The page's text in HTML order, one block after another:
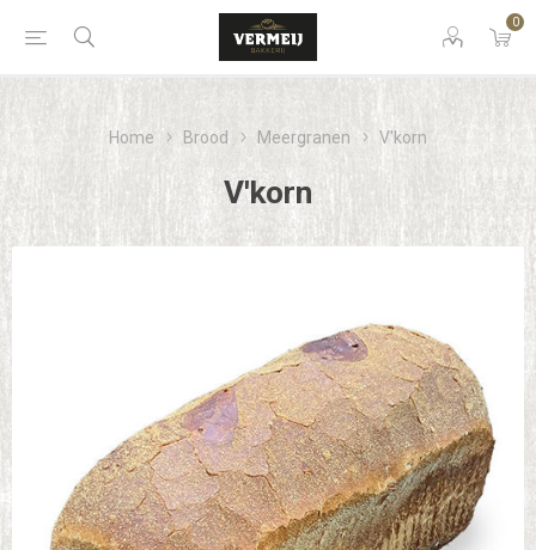
0
Home Brood Meergranen V'korn
V'korn